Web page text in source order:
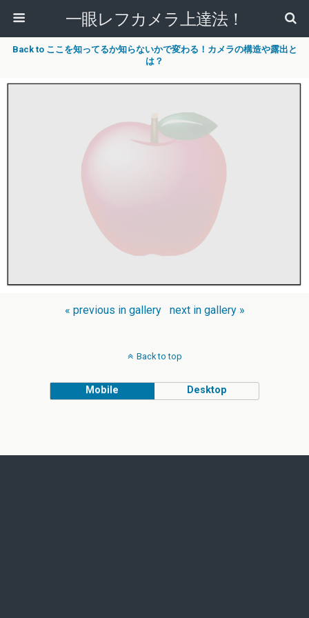
一眼レフカメラ上達法！
Back to ここを知ってるか知らないかで変わる！カメラの構造や露出と
は？
« previous in gallery next in gallery »
Back to top
Mobile Desktop